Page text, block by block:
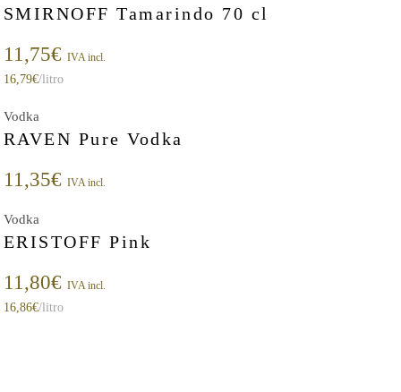
SMIRNOFF Tamarindo 70 cl
11,75€ IVA incl.
16,79€/litro
Vodka
RAVEN Pure Vodka
11,35€ IVA incl.
Vodka
ERISTOFF Pink
11,80€ IVA incl.
16,86€/litro